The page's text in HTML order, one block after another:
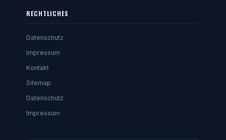
RECHTLICHES
Datenschutz
Impressum
Kontakt
Sitemap
Datenschutz
Impressum